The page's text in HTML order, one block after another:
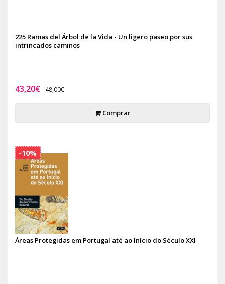
225 Ramas del Árbol de la Vida - Un ligero paseo por sus
intrincados caminos
43,20€ 48,00€
Comprar
Áreas Protegidas em Portugal até ao Início do Século XXI
-10%